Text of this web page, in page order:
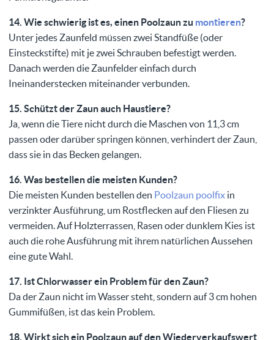
14. Wie schwierig ist es, einen Poolzaun zu montieren?
Unter jedes Zaunfeld müssen zwei Standfüße (oder
Einsteckstifte) mit je zwei Schrauben befestigt werden.
Danach werden die Zaunfelder einfach durch
Ineinanderstecken miteinander verbunden.
15. Schützt der Zaun auch Haustiere?
Ja, wenn die Tiere nicht durch die Maschen von 11,3 cm
passen oder darüber springen können, verhindert der Zaun,
dass sie in das Becken gelangen.
16. Was bestellen die meisten Kunden?
Die meisten Kunden bestellen den Poolzaun poolfix in
verzinkter Ausführung, um Rostflecken auf den Fliesen zu
vermeiden. Auf Holzterrassen, Rasen oder dunklem Kies ist
auch die rohe Ausführung mit ihrem natürlichen Aussehen
eine gute Wahl.
17. Ist Chlorwasser ein Problem für den Zaun?
Da der Zaun nicht im Wasser steht, sondern auf 3 cm hohen
Gummifüßen, ist das kein Problem.
18. Wirkt sich ein Poolzaun auf den Wiederverkaufswert